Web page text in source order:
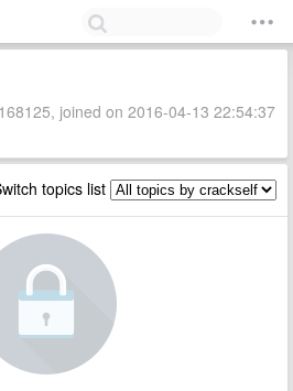
joined on 2016-04-13 22:54:37
topics list